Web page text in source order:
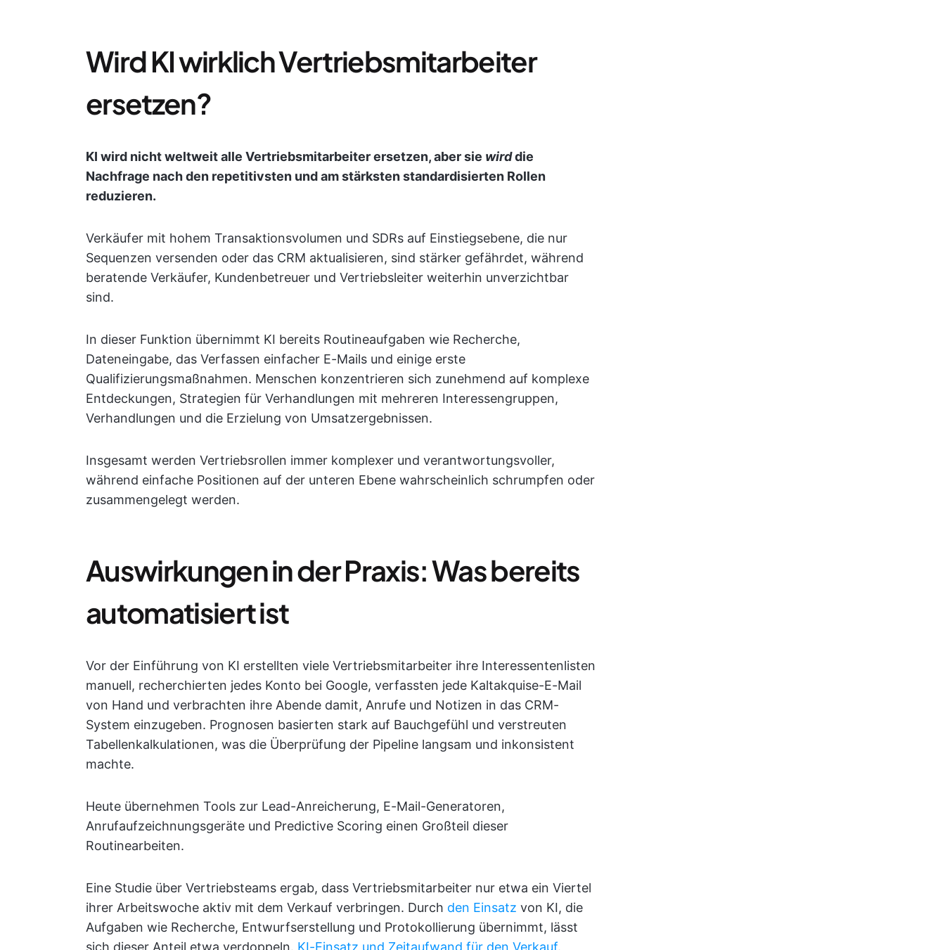
Wird KI wirklich Vertriebsmitarbeiter
ersetzen?
KI wird nicht weltweit alle Vertriebsmitarbeiter ersetzen, aber sie wirddie
Nachfrage nach den repetitivsten und am stärksten standardisierten Rollen
reduzieren.
Verkäufer mit hohem Transaktionsvolumen und SDRs auf Einstiegsebene, die nur
Sequenzen versenden oder das CRM aktualisieren, sind stärker gefährdet, während
beratende Verkäufer, Kundenbetreuer und Vertriebsleiter weiterhin unverzichtbar
sind.
In dieser Funktion übernimmt KI bereits Routineaufgaben wie Recherche,
Dateneingabe, das Verfassen einfacher E-Mails und einige erste
Qualifizierungsmaßnahmen. Menschen konzentrieren sich zunehmend auf komplexe
Entdeckungen, Strategien für Verhandlungen mit mehreren Interessengruppen,
Verhandlungen und die Erzielung von Umsatzergebnissen.
Insgesamt werden Vertriebsrollen immer komplexer und verantwortungsvoller,
während einfache Positionen auf der unteren Ebene wahrscheinlich schrumpfen oder
zusammengelegt werden.
Auswirkungen in der Praxis: Was bereits
automatisiert ist
Vor der Einführung von KI erstellten viele Vertriebsmitarbeiter ihre Interessentenlisten
manuell, recherchierten jedes Konto bei Google, verfassten jede Kaltakquise-E-Mail
von Hand und verbrachten ihre Abende damit, Anrufe und Notizen in das CRM-
System einzugeben. Prognosen basierten stark auf Bauchgefühl und verstreuten
Tabellenkalkulationen, was die Überprüfung der Pipeline langsam und inkonsistent
machte.
Heute übernehmen Tools zur Lead-Anreicherung, E-Mail-Generatoren,
Anrufaufzeichnungsgeräte und Predictive Scoring einen Großteil dieser
Routinearbeiten.
Eine Studie über Vertriebsteams ergab, dass Vertriebsmitarbeiter nur etwa ein Viertel
ihrer Arbeitswoche aktiv mit dem Verkauf verbringen. Durch den Einsatz von KI, die
Aufgaben wie Recherche, Entwurfserstellung und Protokollierung übernimmt, lässt
sich dieser Anteil etwa verdoppeln. KI-Einsatz und Zeitaufwand für den Verkauf.